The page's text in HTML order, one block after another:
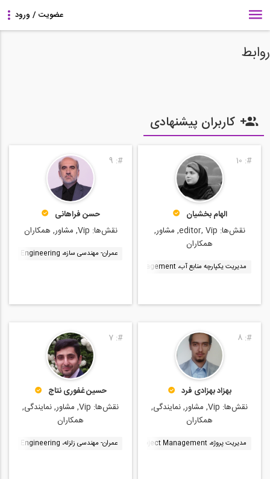
روابط
کاربران پیشنهادی
#:
10
الهام بخشیان
نقش‌ها:
editor, Vip, مشاور,
همکاران
مدیریت یکپارچه منابع آب، Integrated Water Resource Management
#:
9
حسن فراهانی
نقش‌ها: Vip, مشاور, همکاران
عمران- مهندسی سازه، Structural Engineering
#:
8
بهزاد بهزادی فرد
نقش‌ها:
Vip, مشاور, نمایندگی,
همکاران
مدیریت پروژه، Project Management عمران- مهندسی و مدیریت ساخت، Construction Management
#:
7
حسین غفوری نتاج
نقش‌ها:
Vip, مشاور, نمایندگی,
همکاران
عمران- مهندسی زلزله، Earthquake Engineering